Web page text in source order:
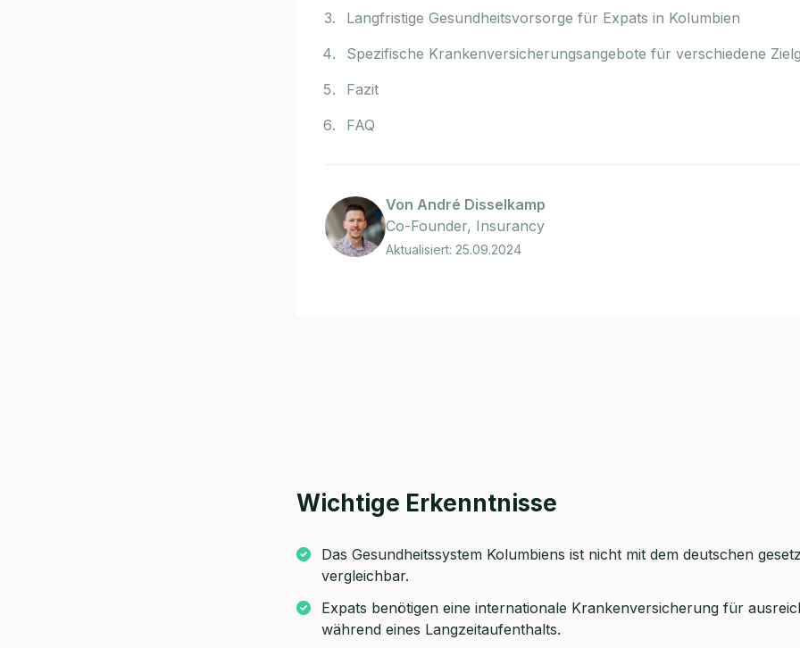
Langfristige Gesundheitsvorsorge für Expats in Kolumbien
Spezifische Krankenversicherungsangebote für verschiedene
Fazit
FAQ
Von André Disselkamp
Co-Founder, Insurancy
Aktualisiert: 25.09.2024
Wichtige Erkenntnisse
Das Gesundheitssystem Kolumbiens ist nicht mit dem deutschen
vergleichbar.
Expats benötigen eine internationale Krankenversicherung für
während eines Langzeitaufenthalts.
Jetzt persönliches